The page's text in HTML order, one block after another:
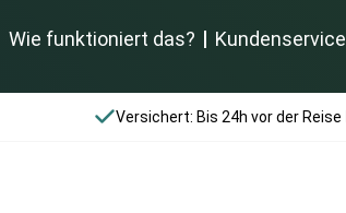
Wie funktioniert das? Kundenservice
Versichert: Bis 24h vor der Reise